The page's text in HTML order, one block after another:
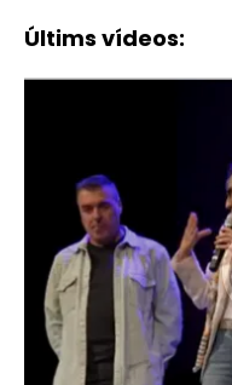
Últims vídeos: